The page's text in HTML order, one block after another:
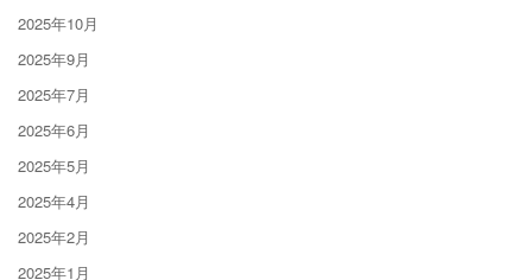
2025年10月
2025年9月
2025年7月
2025年6月
2025年5月
2025年4月
2025年2月
2025年1月